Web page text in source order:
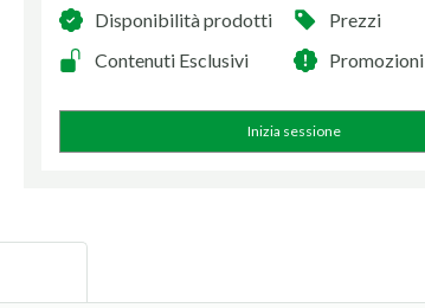
Disponibilità prodotti
Prezzi
Contenuti Esclusivi
Promozioni
Inizia sessione